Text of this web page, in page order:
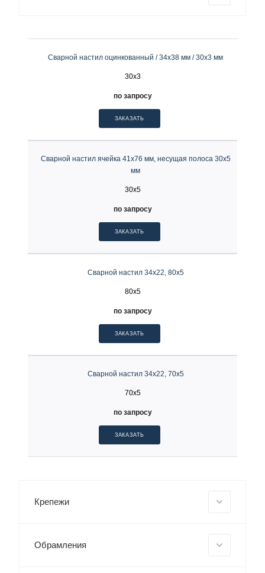
Сварной настил оцинкованный / 34х38 мм / 30х3 мм
30x3
по запросу
ЗАКАЗАТЬ
Сварной настил ячейка 41х76 мм, несущая полоса 30х5
мм
30x5
по запросу
ЗАКАЗАТЬ
Сварной настил 34х22, 80х5
80x5
по запросу
ЗАКАЗАТЬ
Сварной настил 34х22, 70х5
70x5
по запросу
ЗАКАЗАТЬ
Крепежи
Обрамления